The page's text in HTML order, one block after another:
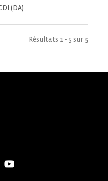
(DA)
Résultats 1 - 5 sur 5